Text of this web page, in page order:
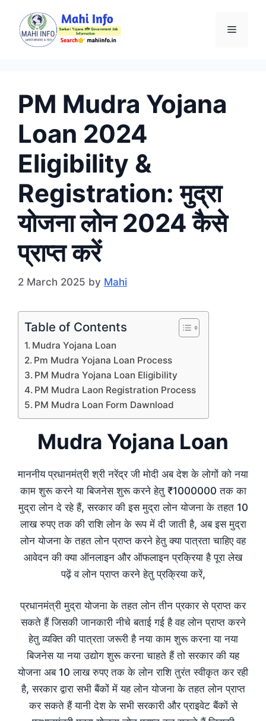
content
Menu
PM Mudra Yojana
Loan 2024
Eligibility &
Registration: मुद्रा
योजना लोन 2024 कैसे
प्राप्त करें
2 March 2025 by Mahi
Table of Contents
Mudra Yojana Loan
Pm Mudra Yojana Loan Process
PM Mudra Yojana Loan Eligibility
PM Mudra Laon Registration Process
PM Mudra Loan Form Dawnload
Mudra Yojana Loan
माननीय प्रधानमंत्री श्री नरेंद्र जी मोदी अब देश के लोगों को नया
काम शुरू करने या बिजनेस शुरू करने हेतु ₹1000000 तक का
मुद्रा लोन दे रहे हैं, सरकार की इस मुद्रा लोन योजना के तहत 10
लाख रुपए तक की राशि लोन के रूप में दी जाती है, अब इस मुद्रा
लोन योजना के तहत लोन प्राप्त करने हेतु क्या पात्रता चाहिए वह
आवेदन की क्या ऑनलाइन और ऑफलाइन प्रक्रिया है पूरा लेख
पढ़ें व लोन प्राप्त करने हेतु प्रक्रिया करें,
प्रधानमंत्री मुद्रा योजना के तहत लोन तीन प्रकार से प्राप्त कर
सकते हैं जिसकी जानकारी नीचे बताई गई है वह लोन प्राप्त करने
हेतु व्यक्ति की पात्रता जरूरी है नया काम शुरू करना या नया
बिजनेस या नया उद्योग शुरू करना चाहते हैं तो सरकार की यह
योजना अब 10 लाख रुपए तक के लोन राशि तुरंत स्वीकृत कर रही
है, सरकार द्वारा सभी बैंकों में यह लोन योजना के तहत लोन प्राप्त
कर सकते हैं यानी देश के सभी सरकारी और प्राइवेट बैंकों से